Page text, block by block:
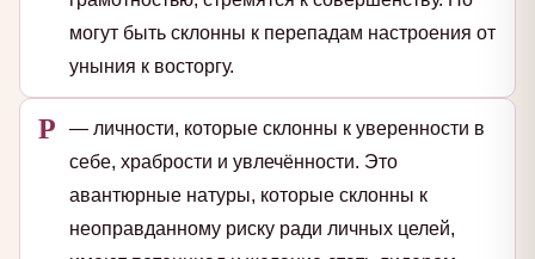
могут быть склонны к перепадам настроения от
уныния к восторгу.
Р
— личности, которые склонны к уверенности в
себе, храбрости и увлечённости. Это
авантюрные натуры, которые склонны к
неоправданному риску ради личных целей,